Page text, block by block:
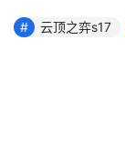
云顶之弈s17